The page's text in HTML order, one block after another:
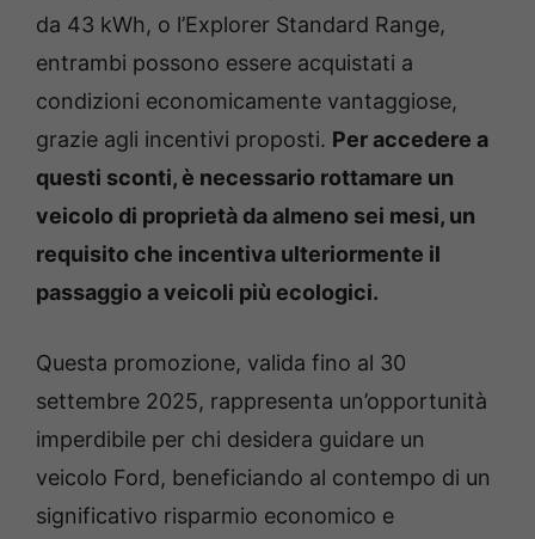
da 43 kWh, o l’Explorer Standard Range,
entrambi possono essere acquistati a
condizioni economicamente vantaggiose,
grazie agli incentivi proposti. Per accedere a
questi sconti, è necessario rottamare un
veicolo di proprietà da almeno sei mesi, un
requisito che incentiva ulteriormente il
passaggio a veicoli più ecologici.
Questa promozione, valida fino al 30
settembre 2025, rappresenta un’opportunità
imperdibile per chi desidera guidare un
veicolo Ford, beneficiando al contempo di un
significativo risparmio economico e